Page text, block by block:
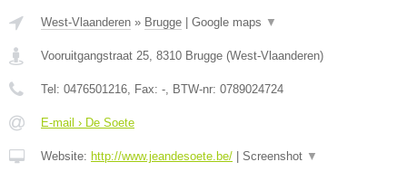
West-Vlaanderen » Brugge Google maps ▼
Vooruitgangstraat 25, 8310 Brugge (West-Vlaanderen)
Tel: 0476501216, Fax: -, BTW-nr: 0789024724
E-mail › De Soete
Website: http://www.jeandesoete.be/ Screenshot ▼